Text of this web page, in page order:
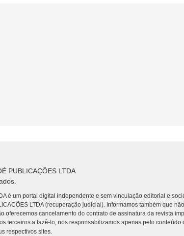
PUBLICAÇÕES LTDA
é um portal digital independente e sem vinculação editorial e
LTDA (recuperação judicial). Informamos também que
oferecemos cancelamento do contrato de assinatura da revista
terceiros a fazê-lo, nos responsabilizamos apenas pelo conteúdo
respectivos sites.